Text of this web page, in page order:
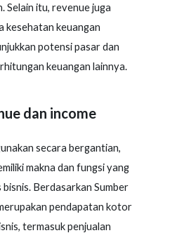
Selain itu, revenue juga
kesehatan keuangan
potensi pasar dan
keuangan lainnya.
dan income
secara bergantian,
makna dan fungsi yang
Berdasarkan Sumber
pendapatan kotor
termasuk penjualan